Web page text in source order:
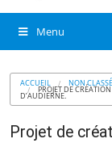
Menu
ACCUEIL NON CLASSÉ
PROJET DE
D’AUDIERNE.
Projet de